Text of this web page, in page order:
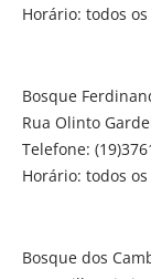
Horário: todos
Bosque
Rua Olinto
Telefone:
Horário: todos
Bosque dos